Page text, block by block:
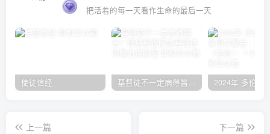
把活着的每一天看作生命的最后一天
使徒信经 基督徒不一定病得醫治？寇紹恩牧師談基督徒的醫治與盼望
上一篇
下一篇